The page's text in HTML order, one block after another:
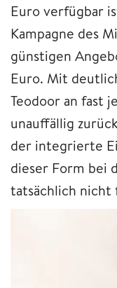
Euro verfügbar
Kampagne des
günstigen
Euro. Mit
Teodoor an fast
unauffällig
der integrierte
dieser Form bei
tatsächlich nicht